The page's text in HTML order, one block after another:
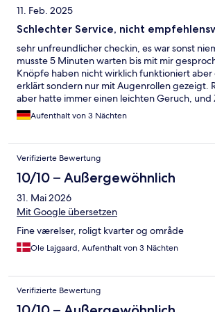
11. Feb. 2025
Schlechter Service, nicht
sehr unfreundlicher checkin, es war sonst
musste 5 Minuten warten bis mit mir
Knöpfe haben nicht wirklich funktioniert
erklärt sondern nur mit Augenrollen gezeigt.
aber hatte immer einen leichten Geruch,
3 Nächten Aufenthalt kein einziges Mal
nicht ersetzt, etc. Preis war ok.
Aufenthalt von 3 Nächten
Verifizierte Bewertung
10/10 – Außergewöhnlich
31. Mai 2026
Mit Google übersetzen
Fine værelser, roligt kvarter og område
Ole Lajgaard, Aufenthalt von 3 Nächten
Verifizierte Bewertung